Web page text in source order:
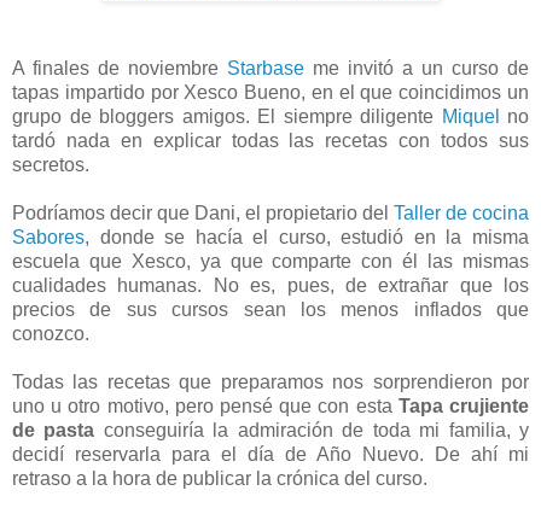
A finales de noviembre Starbase me invitó a un curso de
tapas impartido por Xesco Bueno, en el que coincidimos un
grupo de bloggers amigos. El siempre diligente Miquel
no
tardó nada en explicar todas las recetas con todos sus
secretos.
Podríamos decir que Dani, el propietario del Taller de cocina
Sabores, donde se hacía el curso, estudió en la misma
escuela que Xesco, ya que comparte con él las mismas
cualidades humanas. No es, pues, de extrañar que los
precios de sus cursos sean los menos inflados que
conozco.
Todas las recetas que preparamos nos sorprendieron por
uno u otro motivo, pero pensé que con esta Tapa crujiente
de pasta conseguiría la admiración de toda mi familia, y
decidí reservarla para el día de Año Nuevo. De ahí mi
retraso a la hora de publicar la crónica del curso.